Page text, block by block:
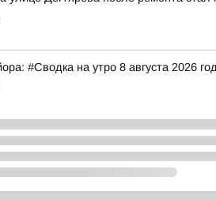
#Сводка на утро 8 августа 2026